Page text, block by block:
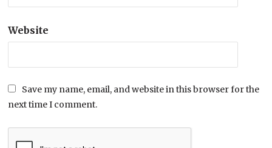
Website
Save my name, email, and website in this browser for the
next time I comment.